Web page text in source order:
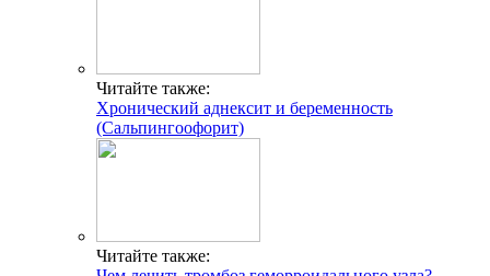
Читайте также:
Хронический аднексит и беременность
(Сальпингоофорит)
Читайте также: